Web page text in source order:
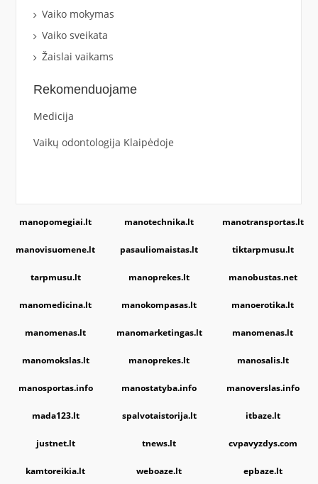
Vaiko mokymas
Vaiko sveikata
Žaislai vaikams
Rekomenduojame
Medicija
Vaikų odontologija Klaipėdoje
manopomegiai.lt manotechnika.lt manotransportas.lt
manovisuomene.lt pasauliomaistas.lt tiktarpmusu.lt
tarpmusu.lt manoprekes.lt manobustas.net
manomedicina.lt manokompasas.lt manoerotika.lt
manomenas.lt manomarketingas.lt manomenas.lt
manomokslas.lt manoprekes.lt manosalis.lt
manosportas.info manostatyba.info manoverslas.info
mada123.lt spalvotaistorija.lt itbaze.lt
justnet.lt tnews.lt cvpavyzdys.com
kamtoreikia.lt weboaze.lt epbaze.lt